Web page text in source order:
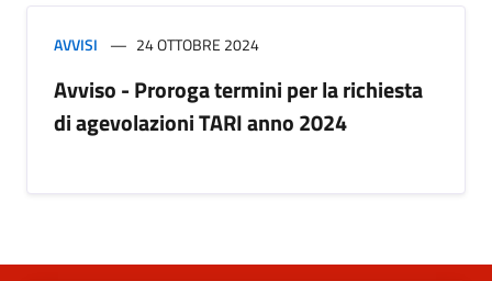
AVVISI 24 OTTOBRE 2024
Avviso - Proroga termini per la richiesta
di agevolazioni TARI anno 2024